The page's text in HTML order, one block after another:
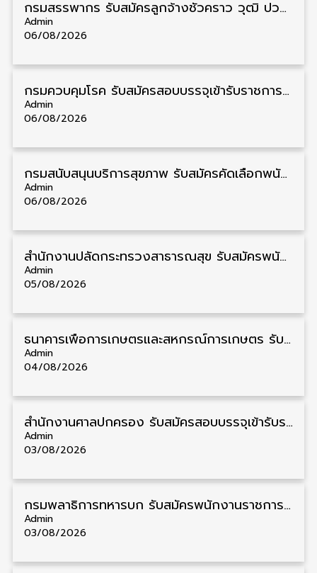
กรมสรรพากร รับสมัครลูกจ้างชั่วคราว วุฒิ ปวช./ป.ตรี 138 อัตรา รับสมัคร 17 – 31 สิงหาคม
Admin
06/08/2026
กรมควบคุมโรค รับสมัครสอบบรรจุเข้ารับราชการ วุฒิ ปวส./ป.ตรี 17 อัตรา รับสมัคร 17 สิงหาคม – 4 กันยายน
Admin
06/08/2026
กรมสนับสนุนบริการสุขภาพ รับสมัครคัดเลือกพนักงานราชการ วุฒิ ปวส./ป.ตรี 13 อัตรา รับสมัคร 11 – 20 สิงหาคม
Admin
06/08/2026
สำนักงานปลัดกระทรวงสาธารณสุข รับสมัครพนักงานราชการรูปแบบพิเศษ วุฒิ ปวส./ป.ตรี 102 อัตรา รับสมัคร 17 – 28 สิงหาคม
Admin
05/08/2026
ธนาคารเพื่อการเกษตรและสหกรณ์การเกษตร รับสมัครบุคคลเพื่อเป็นผู้ช่วยพนักงาน วุฒิ ป.ตรี 5 อัตรา รับสมัคร 4 – 14 สิงหาคม
Admin
04/08/2026
สํานักงานศาลปกครอง รับสมัครสอบบรรจุเข้ารับราชการ วุฒิ ป.ตรี 72 อัตรา รับสมัคร 31 สิงหาคม – 18 กันยายน
Admin
03/08/2026
กรมพลาธิการทหารบก รับสมัครพนักงานราชการ วุฒิ ม.3/ม.6/ปวช. 66 อัตรา รับสมัคร 10 – 17 สิงหาคม
Admin
03/08/2026